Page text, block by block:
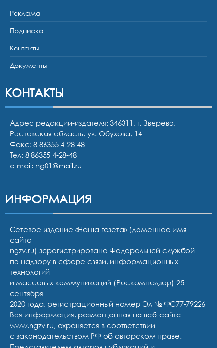
Реклама
Подписка
Контакты
Документы
КОНТАКТЫ
Адрес редакции-издателя: 346311, г. Зверево,
Ростовская область, ул. Обухова, 14
Факс: 8 86355 4-28-48
Тел: 8 86355 4-28-48
e-mail: ng01@mail.ru
ИНФОРМАЦИЯ
Сетевое издание «Наша газета» (доменное имя
сайта
ngzv.ru) зарегистрировано Федеральной службой
по надзору в сфере связи, информационных
технологий
и массовых коммуникаций (Роскомнадзор) 25
сентября
2020 года, регистрационный номер Эл № ФС77-79226
Вся информация, размещенная на веб-сайте
www.ngzv.ru, охраняется в соответствии
с законодательством РФ об авторском праве.